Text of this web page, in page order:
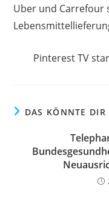
Uber und Carrefour
Pinterest TV
DAS KÖNNTE DIR